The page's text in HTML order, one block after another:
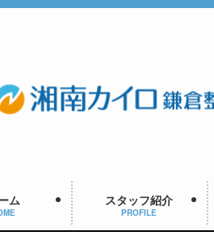
ム スタッフ紹介
PROFILE